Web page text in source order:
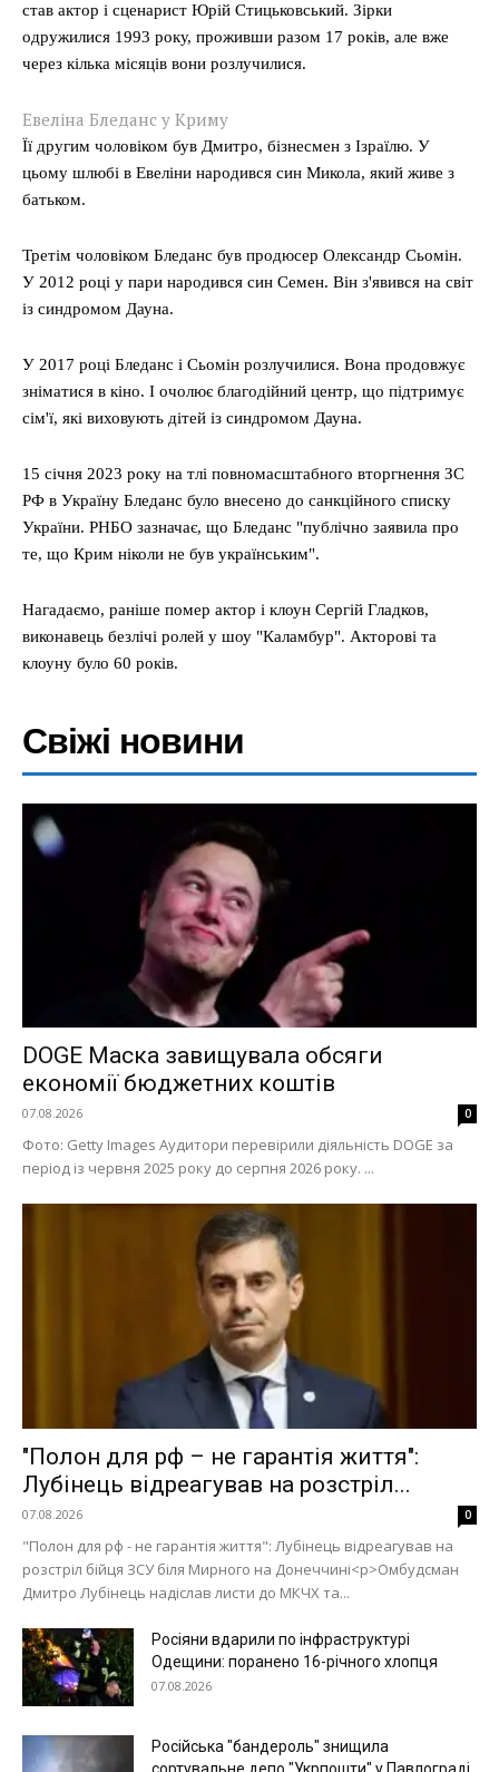
Меню
Україна
став актор і сценарист Юрій Стицьковський. Зірки
одружилися 1993 року, проживши разом 17 років, але вже
через кілька місяців вони розлучилися.
Евеліна Бледанс у Криму
Її другим чоловіком був Дмитро, бізнесмен з Ізраїлю. У
цьому шлюбі в Евеліни народився син Микола, який живе з
батьком.
Третім чоловіком Бледанс був продюсер Олександр Сьомін.
У 2012 році у пари народився син Семен. Він з'явився на світ
із синдромом Дауна.
У 2017 році Бледанс і Сьомін розлучилися. Вона продовжує
зніматися в кіно. І очолює благодійний центр, що підтримує
сім'ї, які виховують дітей із синдромом Дауна.
15 січня 2023 року на тлі повномасштабного вторгнення ЗС
РФ в Україну Бледанс було внесено до санкційного списку
України. РНБО зазначає, що Бледанс "публічно заявила про
те, що Крим ніколи не був українським".
Нагадаємо, раніше помер актор і клоун Сергій Гладков,
виконавець безлічі ролей у шоу "Каламбур". Акторові та
клоуну було 60 років.
Свіжі новини
DOGE Маска завищувала обсяги
економії бюджетних коштів
07.08.2026 0
Фото: Getty Images Аудитори перевірили діяльність DOGE за
період із червня 2025 року до серпня 2026 року. ...
"Полон для рф – не гарантія життя":
Лубінець відреагував на розстріл...
07.08.2026 0
"Полон для рф - не гарантія життя": Лубінець відреагував на
розстріл бійця ЗСУ біля Мирного на Донеччині<p>Омбудсман
Дмитро Лубінець надіслав листи до МКЧХ та...
Росіяни вдарили по інфраструктурі
Одещини: поранено 16-річного хлопця
07.08.2026
Російська "бандероль" знищила